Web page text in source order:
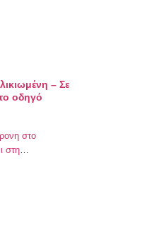
– Σε
οδηγό
στο
στη